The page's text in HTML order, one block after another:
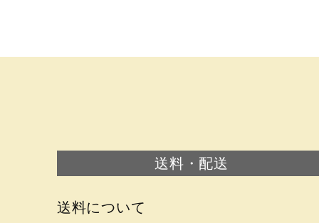
送料・配送
送料について